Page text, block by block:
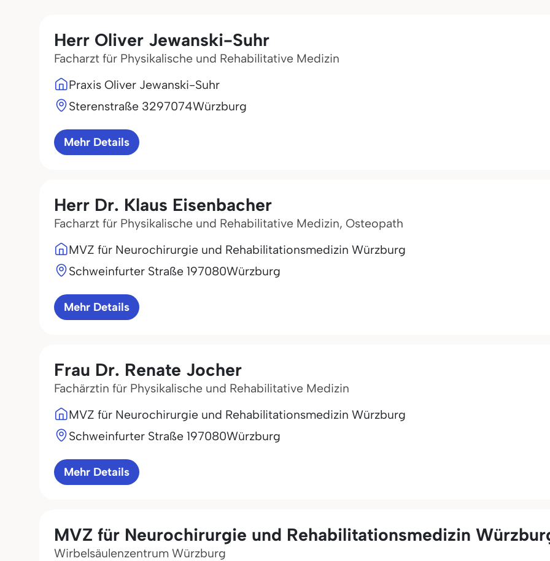
Herr Oliver Jewanski-Suhr
Facharzt für Physikalische und Rehabilitative Medizin
Praxis Oliver Jewanski-Suhr
Sterenstraße 3297074Würzburg
Mehr Details
Herr Dr. Klaus Eisenbacher
Facharzt für Physikalische und Rehabilitative Medizin, Osteopath
MVZ für Neurochirurgie und Rehabilitationsmedizin Würzburg
Schweinfurter Straße 197080Würzburg
Mehr Details
Frau Dr. Renate Jocher
Fachärztin für Physikalische und Rehabilitative Medizin
MVZ für Neurochirurgie und Rehabilitationsmedizin Würzburg
Schweinfurter Straße 197080Würzburg
Mehr Details
MVZ für Neurochirurgie und Rehabilitationsmedizin
Wirbelsäulenzentrum Würzburg